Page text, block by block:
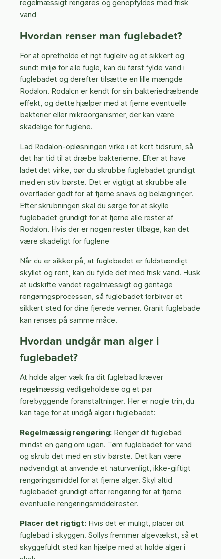
regelmæssigt rengøres og genopfyldes med frisk
vand.
Hvordan renser man fuglebadet?
For at opretholde et rigt fugleliv og et sikkert og
sundt miljø for alle fugle, kan du først fylde vand i
fuglebadet og derefter tilsætte en lille mængde
Rodalon. Rodalon er kendt for sin bakteriedræbende
effekt, og dette hjælper med at fjerne eventuelle
bakterier eller mikroorganismer, der kan være
skadelige for fuglene.
Lad Rodalon-opløsningen virke i et kort tidsrum, så
det har tid til at dræbe bakterierne. Efter at have
ladet det virke, bør du skrubbe fuglebadet grundigt
med en stiv børste. Det er vigtigt at skrubbe alle
overflader godt for at fjerne snavs og belægninger.
Efter skrubningen skal du sørge for at skylle
fuglebadet grundigt for at fjerne alle rester af
Rodalon. Hvis der er nogen rester tilbage, kan det
være skadeligt for fuglene.
Når du er sikker på, at fuglebadet er fuldstændigt
skyllet og rent, kan du fylde det med frisk vand. Husk
at udskifte vandet regelmæssigt og gentage
rengøringsprocessen, så fuglebadet forbliver et
sikkert sted for dine fjerede venner. Granit fuglebade
kan renses på samme måde.
Hvordan undgår man alger i
fuglebadet?
At holde alger væk fra dit fuglebad kræver
regelmæssig vedligeholdelse og et par
forebyggende foranstaltninger. Her er nogle trin, du
kan tage for at undgå alger i fuglebadet:
Regelmæssig rengøring: Rengør dit fuglebad
mindst en gang om ugen. Tøm fuglebadet for vand
og skrub det med en stiv børste. Det kan være
nødvendigt at anvende et naturvenligt, ikke-giftigt
rengøringsmiddel for at fjerne alger. Skyl altid
fuglebadet grundigt efter rengøring for at fjerne
eventuelle rengøringsmiddelrester.
Placer det rigtigt: Hvis det er muligt, placer dit
fuglebad i skyggen. Sollys fremmer algevækst, så et
skyggefuldt sted kan hjælpe med at holde alger i